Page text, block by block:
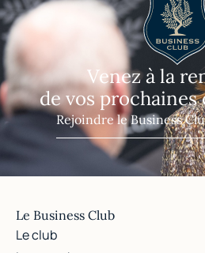
Venez à la
de vos
Rejoindre le Business
Le Business Club
Le club